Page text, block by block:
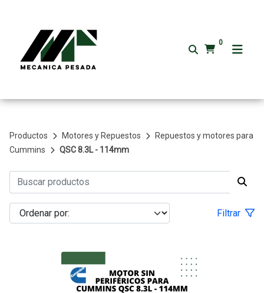
0
Productos Motores y Repuestos
Repuestos y motores para
Cummins
QSC 8.3L - 114mm
Filtrar